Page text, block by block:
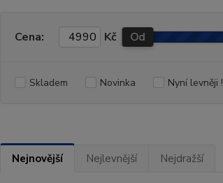
Cena: Kč Od
Skladem Novinka Nyní levněji !
Nejnovější Nejlevnější Nejdražší